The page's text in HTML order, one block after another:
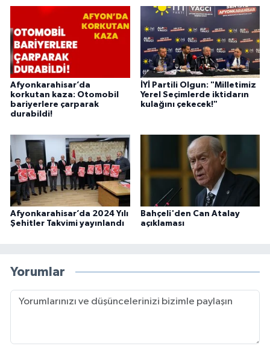
Afyonkarahisar’da
korkutan kaza: Otomobil
bariyerlere çarparak
durabildi!
İYİ Partili Olgun: "Milletimiz
Yerel Seçimlerde iktidarın
kulağını çekecek!"
Afyonkarahisar’da 2024 Yılı
Şehitler Takvimi yayınlandı
Bahçeli'den Can Atalay
açıklaması
Yorumlar